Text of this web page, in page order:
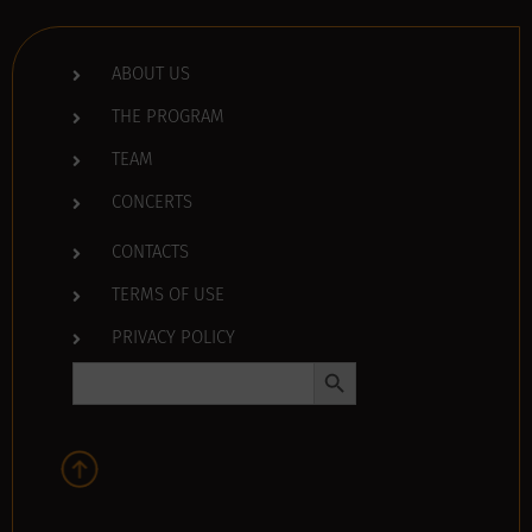
ABOUT US
THE PROGRAM
TEAM
CONCERTS
CONTACTS
TERMS OF USE
PRIVACY POLICY
Search Button